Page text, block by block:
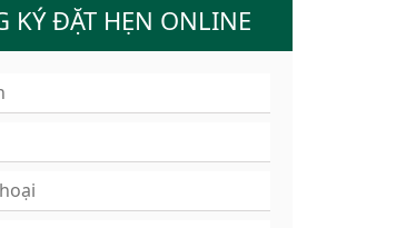
ĐẶT HẸN ONLINE